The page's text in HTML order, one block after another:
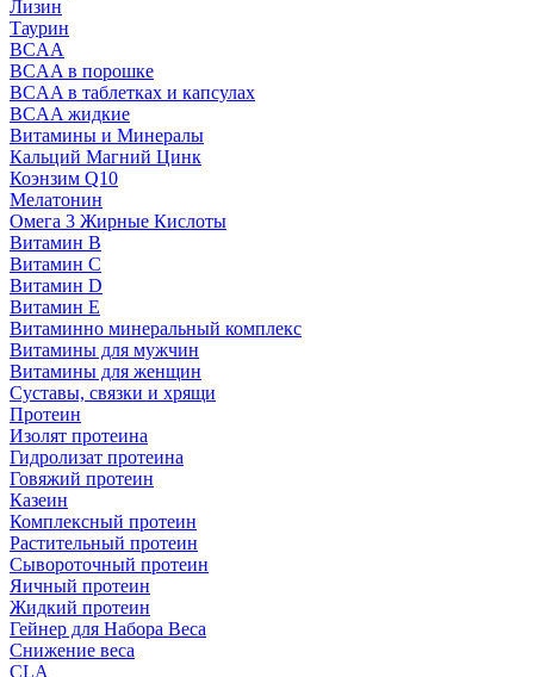
Лизин
Таурин
BCAA
BCAA в порошке
BCAA в таблетках и капсулах
BCAA жидкие
Витамины и Минералы
Кальций Магний Цинк
Коэнзим Q10
Мелатонин
Омега 3 Жирные Кислоты
Витамин B
Витамин C
Витамин D
Витамин E
Витаминно минеральный комплекс
Витамины для мужчин
Витамины для женщин
Суставы, связки и хрящи
Протеин
Изолят протеина
Гидролизат протеина
Говяжий протеин
Казеин
Комплексный протеин
Растительный протеин
Сывороточный протеин
Яичный протеин
Жидкий протеин
Гейнер для Набора Веса
Снижение веса
CLA